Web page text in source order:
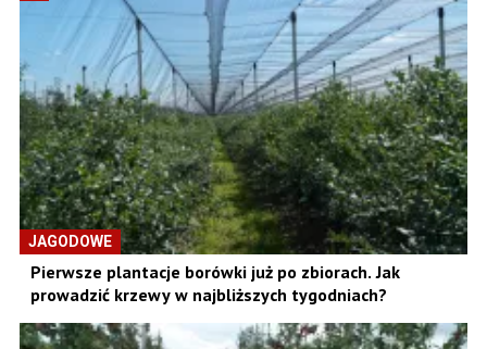
JAGODOWE
Pierwsze plantacje borówki już po zbiorach. Jak
prowadzić krzewy w najbliższych tygodniach?